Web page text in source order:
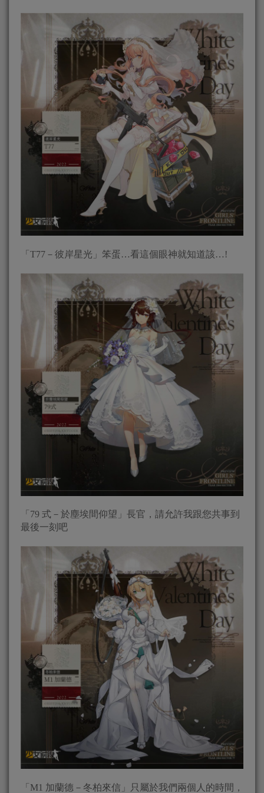
「T77－彼岸星光」笨蛋…看這個眼神就知道該…!
「79 式－於塵埃間仰望」長官，請允許我跟您共事到
最後一刻吧
「M1 加蘭德－冬柏來信」只屬於我們兩個人的時間，